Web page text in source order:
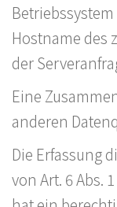
Betriebssystem
Hostname des
der
Eine
anderen
Die Erfassung
von Art. 6 Abs.